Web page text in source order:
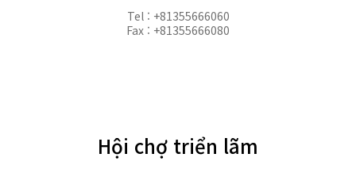
Tel : +81355666060
Fax : +81355666080
Hội chợ triển lãm